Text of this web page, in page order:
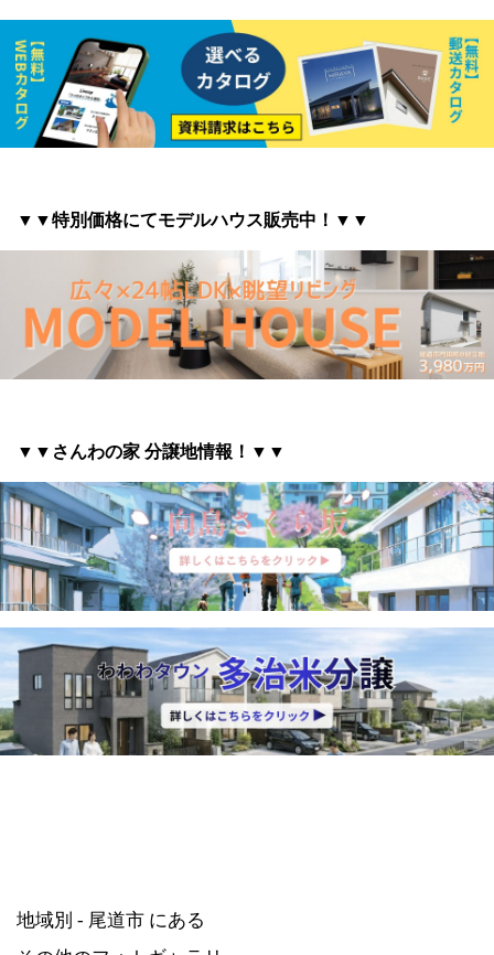
▼▼特別価格にてモデルハウス販売中！▼▼
▼▼さんわの家 分譲地情報 ！▼▼
地域別 - 尾道市 にある